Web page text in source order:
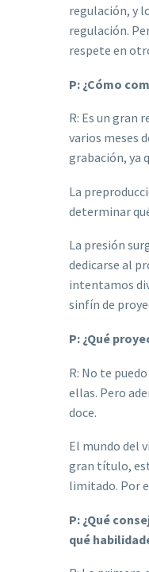
regulación, y
regulación.
respete en
P: ¿Cómo
R: Es un gran
varios meses
grabación, ya
La
determinar
La presión
dedicarse al
intentamos
sinfín de
P: ¿Qué
R: No te
ellas. Pero
doce.
El mundo del
gran título,
limitado. Por
P: ¿Qué
qué